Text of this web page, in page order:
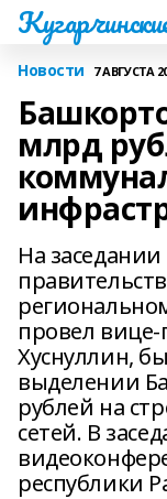
Новости 7 АВГУСТА
млрд
На
провел
Хуснуллин,
выделении
рублей на
сетей. В
республики